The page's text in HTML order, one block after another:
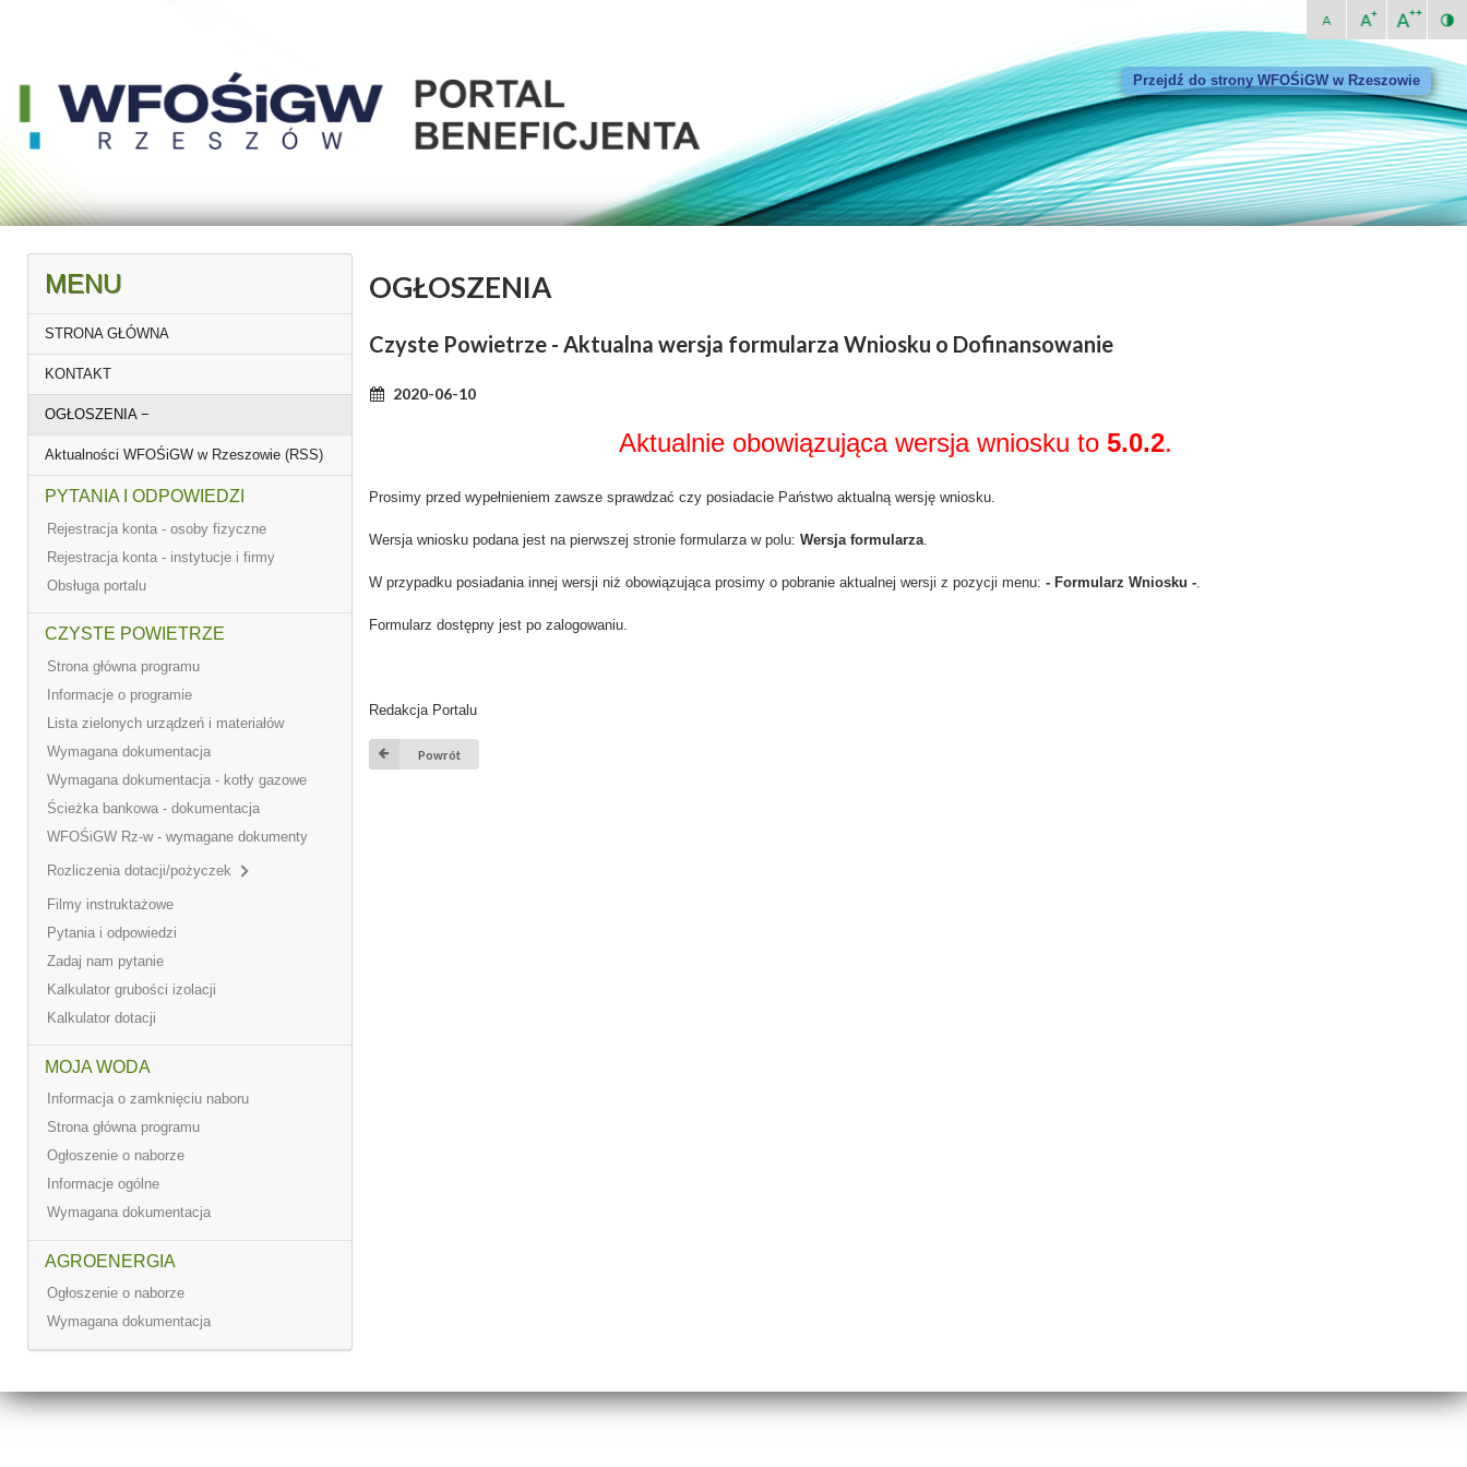
Przejdź do strony WFOŚiGW w Rzeszowie
MENU
STRONA GŁÓWNA
KONTAKT
OGŁOSZENIA
Aktualności WFOŚiGW w Rzeszowie (RSS)
PYTANIA I ODPOWIEDZI
Rejestracja konta - osoby fizyczne
Rejestracja konta - instytucje i firmy
Obsługa portalu
CZYSTE POWIETRZE
Strona główna programu
Informacje o programie
Lista zielonych urządzeń i materiałów
Wymagana dokumentacja
Wymagana dokumentacja - kotły gazowe
Ścieżka bankowa - dokumentacja
WFOŚiGW Rz-w - wymagane dokumenty
Rozliczenia dotacji/pożyczek
Filmy instruktażowe
Pytania i odpowiedzi
Zadaj nam pytanie
Kalkulator grubości izolacji
Kalkulator dotacji
MOJA WODA
Informacja o zamknięciu naboru
Strona główna programu
Ogłoszenie o naborze
Informacje ogólne
Wymagana dokumentacja
AGROENERGIA
Ogłoszenie o naborze
Wymagana dokumentacja
OGŁOSZENIA
Czyste Powietrze - Aktualna wersja formularza Wniosku o Dofinansowanie
2020-06-10
Aktualnie obowiązująca wersja wniosku to5.0.2.
Prosimy przed wypełnieniem zawsze sprawdzać czy posiadacie Państwo aktualną wersję wniosku.
Wersja wniosku podana jest na pierwszej stronie formularza w polu: Wersja formularza.
W przypadku posiadania innej wersji niż obowiązująca prosimy o pobranie aktualnej wersji z pozycji menu: - Formularz Wniosku -.
Formularz dostępny jest po zalogowaniu.
Redakcja Portalu
Powrót